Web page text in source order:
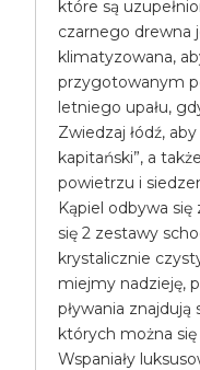
które są
czarnego drewna
klimatyzowana,
przygotowanym
letniego upału,
Zwiedzaj łódź,
kapitański”, a
powietrzu i
Kąpiel odbywa
się 2 zestawy
krystalicznie
miejmy nadzieję,
pływania znajdują
których można się
Wspaniały